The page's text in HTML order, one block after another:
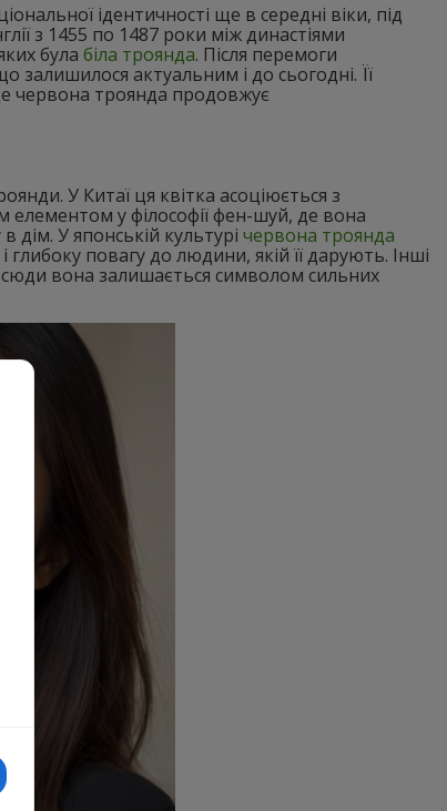
ідентичності ще в середні віки, під
з 1455 по 1487 роки між династіями
була біла троянда. Після перемоги
актуальним і до сьогодні. Її
червона троянда продовжує
У Китаї ця квітка асоціюється з
у філософії фен-шуй, де вона
дім. У японській культурі червона троянда
повагу до людини, якій її дарують. Інші
всюди вона залишається символом сильних